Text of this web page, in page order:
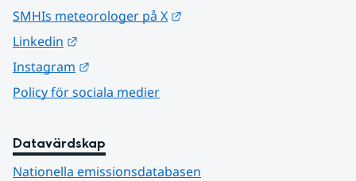
SMHIs meteorologer på X
Linkedin
Instagram
Policy för sociala medier
Datavärdskap
Nationella emissionsdatabasen